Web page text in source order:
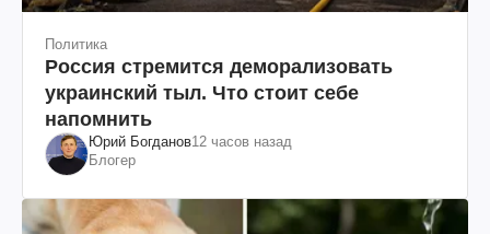
Политика
Россия стремится деморализовать
украинский тыл. Что стоит себе
напомнить
Юрий Богданов12 часов назад
Блогер